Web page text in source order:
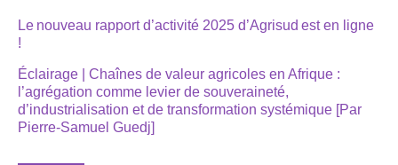
Le nouveau rapport d’activité 2025 d’Agrisud est en ligne
!
Éclairage | Chaînes de valeur agricoles en Afrique :
l’agrégation comme levier de souveraineté,
d’industrialisation et de transformation systémique [Par
Pierre-Samuel Guedj]